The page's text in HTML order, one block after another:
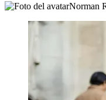
Norman